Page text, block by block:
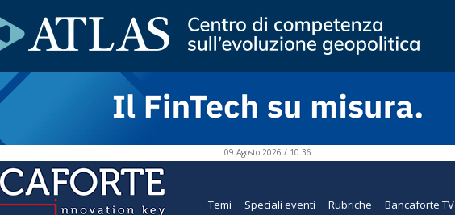
09 Agosto 2026 / 10:36
Temi Speciali eventi Rubriche Bancaforte TV